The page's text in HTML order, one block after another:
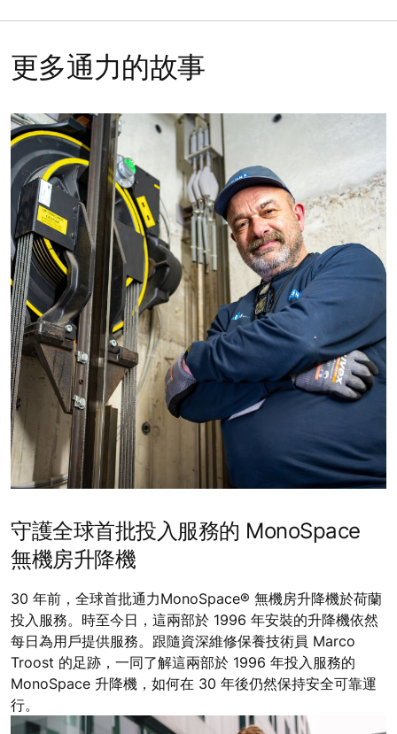
更多通力的故事
守護全球首批投入服務的 MonoSpace
無機房升降機
30 年前，全球首批通力MonoSpace® 無機房升降機於荷蘭
投入服務。時至今日，這兩部於 1996 年安裝的升降機依然
每日為用戶提供服務。跟隨資深維修保養技術員 Marco
Troost 的足跡，一同了解這兩部於 1996 年投入服務的
MonoSpace 升降機，如何在 30 年後仍然保持安全可靠運
行。